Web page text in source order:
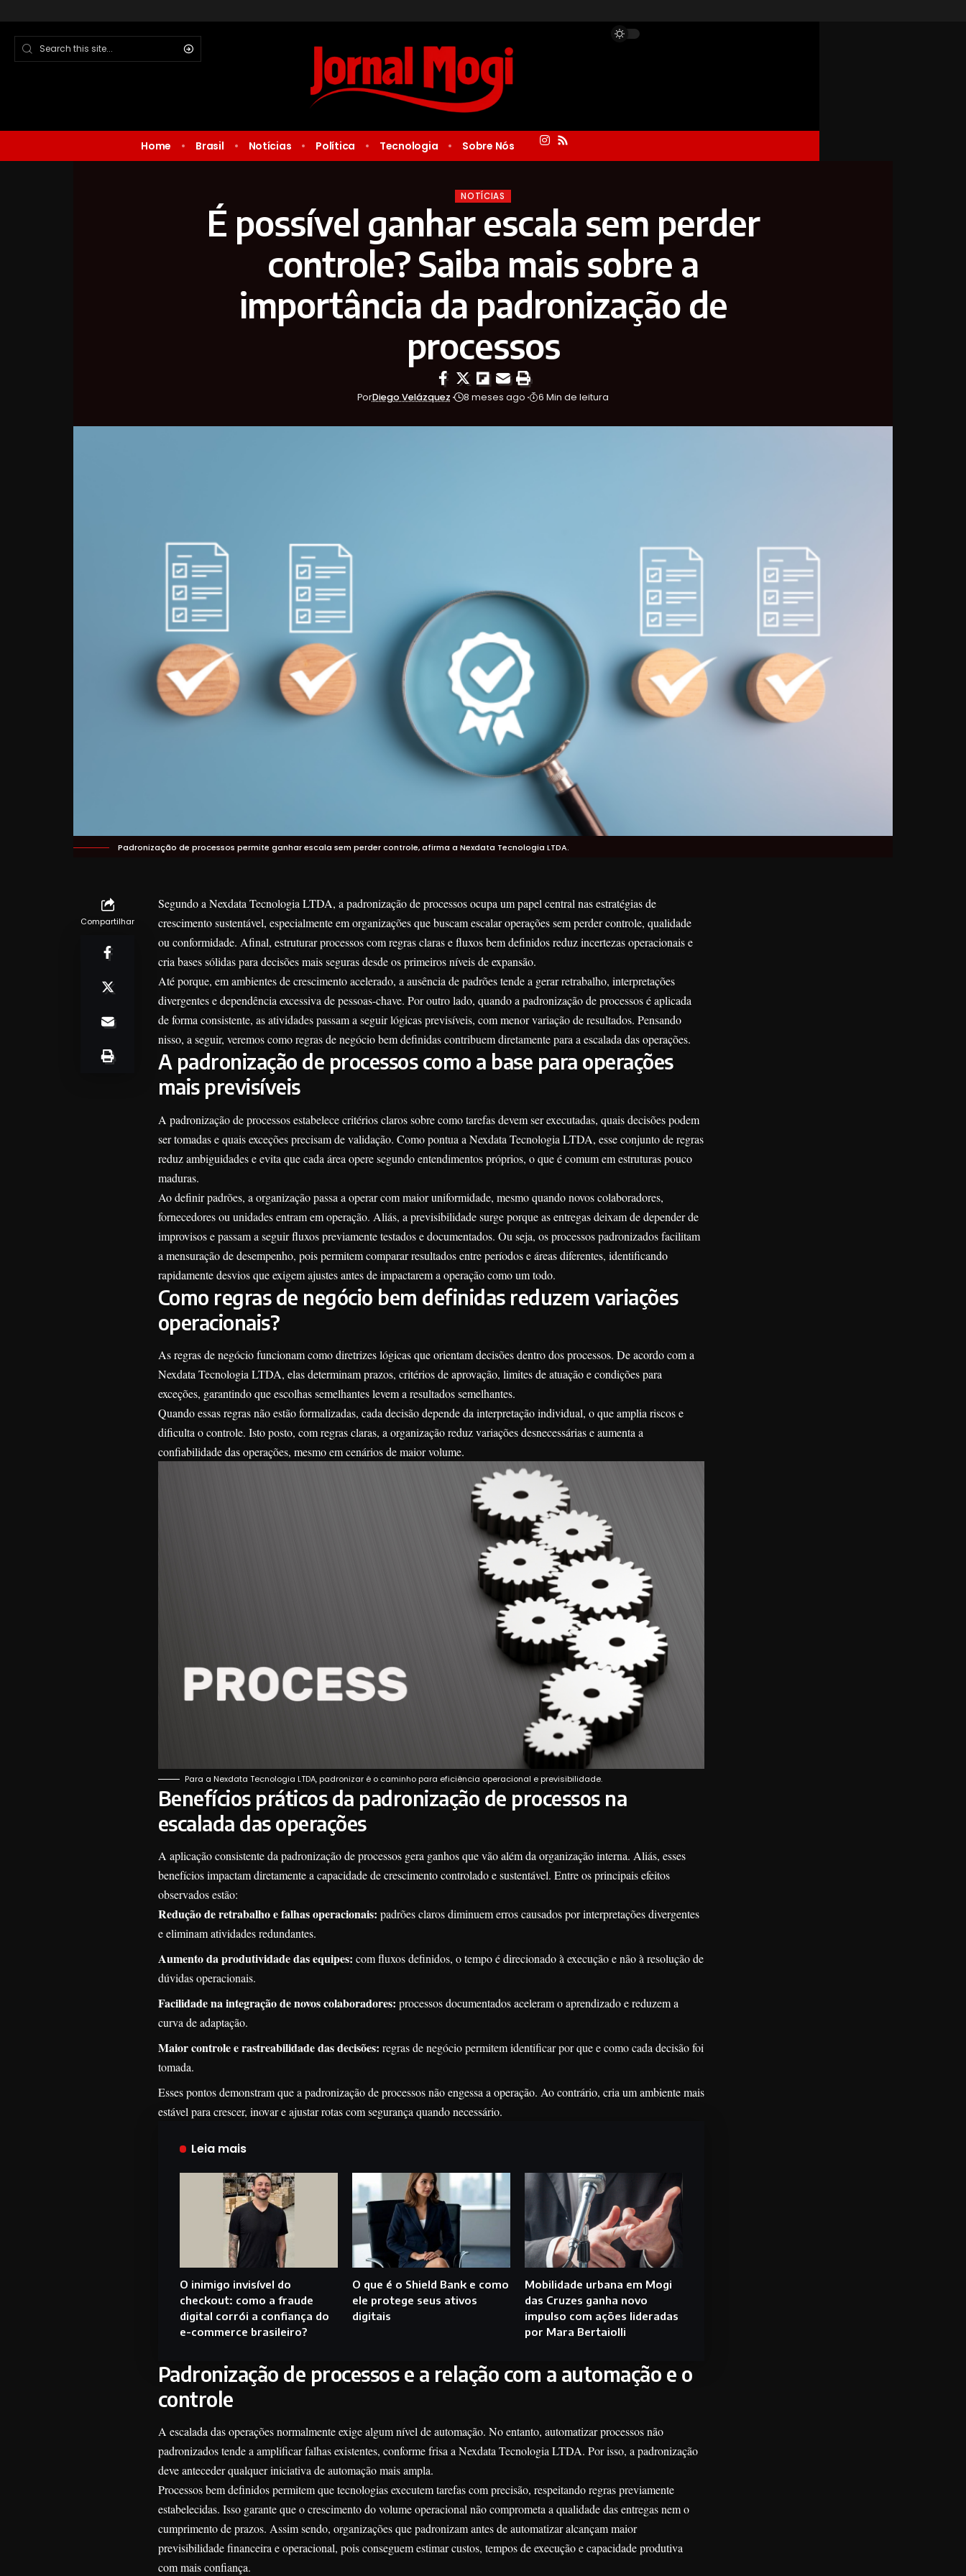
Home Brasil Notícias Política Tecnologia Sobre Nós
NOTÍCIAS
É possível ganhar escala sem perder
controle? Saiba mais sobre a
importância da padronização de
processos
PorDiego Velázquez 8 meses ago 6 Min de leitura
Padronização de processos permite ganhar escala sem perder controle, afirma a Nexdata Tecnologia LTDA.
Compartilhar
Segundo a Nexdata Tecnologia LTDA, a padronização de processos ocupa um papel central nas estratégias de
crescimento sustentável, especialmente em organizações que buscam escalar operações sem perder controle, qualidade
ou conformidade. Afinal, estruturar processos com regras claras e fluxos bem definidos reduz incertezas operacionais e
cria bases sólidas para decisões mais seguras desde os primeiros níveis de expansão.
Até porque, em ambientes de crescimento acelerado, a ausência de padrões tende a gerar retrabalho, interpretações
divergentes e dependência excessiva de pessoas-chave. Por outro lado, quando a padronização de processos é aplicada
de forma consistente, as atividades passam a seguir lógicas previsíveis, com menor variação de resultados. Pensando
nisso, a seguir, veremos como regras de negócio bem definidas contribuem diretamente para a escalada das operações.
A padronização de processos como a base para operações
mais previsíveis
A padronização de processos estabelece critérios claros sobre como tarefas devem ser executadas, quais decisões podem
ser tomadas e quais exceções precisam de validação. Como pontua a Nexdata Tecnologia LTDA, esse conjunto de regras
reduz ambiguidades e evita que cada área opere segundo entendimentos próprios, o que é comum em estruturas pouco
maduras.
Ao definir padrões, a organização passa a operar com maior uniformidade, mesmo quando novos colaboradores,
fornecedores ou unidades entram em operação. Aliás, a previsibilidade surge porque as entregas deixam de depender de
improvisos e passam a seguir fluxos previamente testados e documentados. Ou seja, os processos padronizados facilitam
a mensuração de desempenho, pois permitem comparar resultados entre períodos e áreas diferentes, identificando
rapidamente desvios que exigem ajustes antes de impactarem a operação como um todo.
Como regras de negócio bem definidas reduzem variações
operacionais?
As regras de negócio funcionam como diretrizes lógicas que orientam decisões dentro dos processos. De acordo com a
Nexdata Tecnologia LTDA, elas determinam prazos, critérios de aprovação, limites de atuação e condições para
exceções, garantindo que escolhas semelhantes levem a resultados semelhantes.
Quando essas regras não estão formalizadas, cada decisão depende da interpretação individual, o que amplia riscos e
dificulta o controle. Isto posto, com regras claras, a organização reduz variações desnecessárias e aumenta a
confiabilidade das operações, mesmo em cenários de maior volume.
Para a Nexdata Tecnologia LTDA, padronizar é o caminho para eficiência operacional e previsibilidade.
Benefícios práticos da padronização de processos na
escalada das operações
A aplicação consistente da padronização de processos gera ganhos que vão além da organização interna. Aliás, esses
benefícios impactam diretamente a capacidade de crescimento controlado e sustentável. Entre os principais efeitos
observados estão:
Redução de retrabalho e falhas operacionais: padrões claros diminuem erros causados por interpretações divergentes
e eliminam atividades redundantes.
Aumento da produtividade das equipes: com fluxos definidos, o tempo é direcionado à execução e não à resolução de
dúvidas operacionais.
Facilidade na integração de novos colaboradores: processos documentados aceleram o aprendizado e reduzem a
curva de adaptação.
Maior controle e rastreabilidade das decisões: regras de negócio permitem identificar por que e como cada decisão foi
tomada.
Esses pontos demonstram que a padronização de processos não engessa a operação. Ao contrário, cria um ambiente mais
estável para crescer, inovar e ajustar rotas com segurança quando necessário.
Leia mais
O inimigo invisível do
checkout: como a fraude
digital corrói a confiança do
e-commerce brasileiro?
O que é o Shield Bank e como
ele protege seus ativos
digitais
Mobilidade urbana em Mogi
das Cruzes ganha novo
impulso com ações lideradas
por Mara Bertaiolli
Padronização de processos e a relação com a automação e o
controle
A escalada das operações normalmente exige algum nível de automação. No entanto, automatizar processos não
padronizados tende a amplificar falhas existentes, conforme frisa a Nexdata Tecnologia LTDA. Por isso, a padronização
deve anteceder qualquer iniciativa de automação mais ampla.
Processos bem definidos permitem que tecnologias executem tarefas com precisão, respeitando regras previamente
estabelecidas. Isso garante que o crescimento do volume operacional não comprometa a qualidade das entregas nem o
cumprimento de prazos. Assim sendo, organizações que padronizam antes de automatizar alcançam maior
previsibilidade financeira e operacional, pois conseguem estimar custos, tempos de execução e capacidade produtiva
com mais confiança.